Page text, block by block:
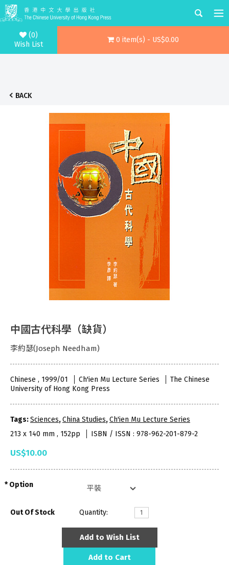
(0)
Wish List
0 item(s) - US$0.00
BACK
中國古代科學（缺貨）
李約瑟(Joseph Needham)
Chinese , 1999/01 Ch'ien Mu Lecture Series
The Chinese
University of Hong Kong Press
Tags:Sciences,China Studies,Ch'ien Mu Lecture Series
213 x 140 mm , 152pp
ISBN / ISSN : 978-962-201-879-2
US$10.00
Option
Out Of Stock Quantity:
Add to Wish List
Add to Cart